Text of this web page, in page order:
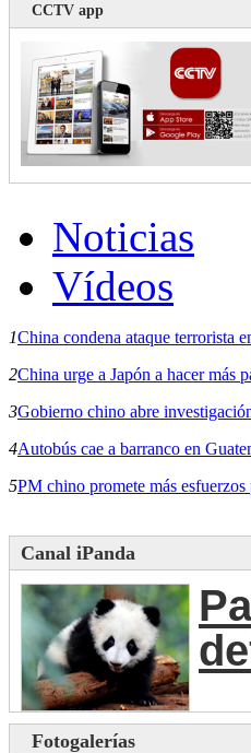
CCTV app
Noticias
Vídeos
1China condena ataque terrorista
2China urge a Japón a hacer más
3Gobierno chino abre
4Autobús cae a barranco en
5PM chino promete más
Canal iPanda
Fotogalerías